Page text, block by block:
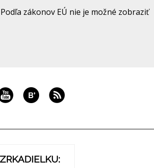
zákonov EÚ nie je možné zobraziť